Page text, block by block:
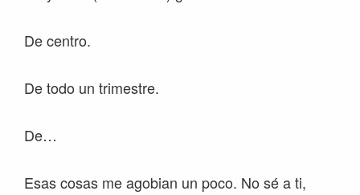
De centro.
De todo un trimestre.
De…
Esas cosas me agobian un poco. No sé a ti,